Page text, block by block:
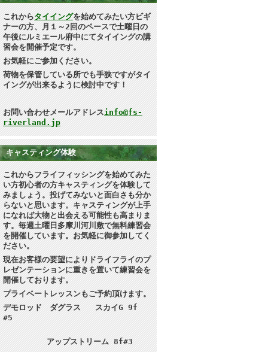
これからタイイングを始めてみたい方ビギ
ナーの方、月１～2回のペースで土曜日の
午後にルミエール府中にてタイイングの講
習会を開催予定です。
お気軽にご参加ください。
荷物を保管している所でも手狭ですがタイ
イングが出来るように検討中です！
お問い合わせメールアドレスinfo@fs-
riverland.jp
キャスティング体験
これからフライフィッシングを始めてみた
い方初心者の方キャスティングを体験して
みましょう。投げてみないと面白さも分か
らないと思います。キャスティングが上手
になれば大物と出会える可能性も高まりま
す。毎週土曜日多摩川河川敷で無料練習会
を開催しています。お気軽に御参加してく
ださい。
現在お客様の要望によりドライフライのプ
レゼンテーションに重きを置いて練習会を
開催しております。
プライベートレッスンもご予約頂けます。
デモロッド ダグラス スカイG 9f
#5
アップストリーム 8f#3